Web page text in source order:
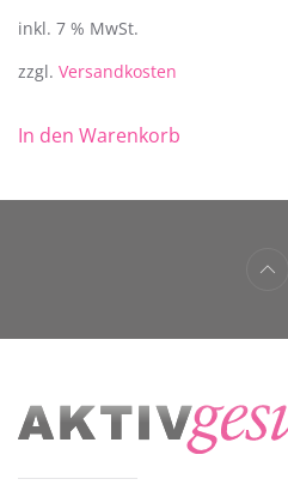
inkl. 7 % MwSt.
zzgl. Versandkosten
In den Warenkorb